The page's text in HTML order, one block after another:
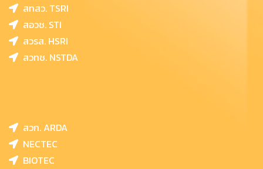
สทสว. TSRI
สอวช. STI
สวรส. HSRI
สวทช. NSTDA
สวก. ARDA
NECTEC
BIOTEC